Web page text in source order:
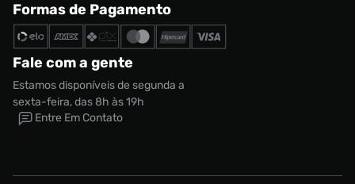
Formas de Pagamento
Fale com a gente
Estamos disponíveis de segunda a
sexta-feira, das 8h às 19h
Entre Em Contato